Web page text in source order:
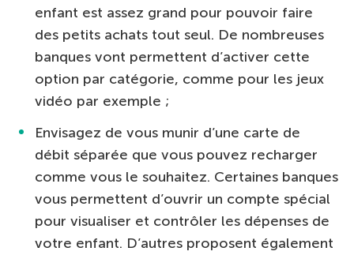
enfant est assez grand pour pouvoir faire
des petits achats tout seul. De nombreuses
banques vont permettent d’activer cette
option par catégorie, comme pour les jeux
vidéo par exemple ;
Envisagez de vous munir d’une carte de
débit séparée que vous pouvez recharger
comme vous le souhaitez. Certaines banques
vous permettent d’ouvrir un compte spécial
pour visualiser et contrôler les dépenses de
votre enfant. D’autres proposent également